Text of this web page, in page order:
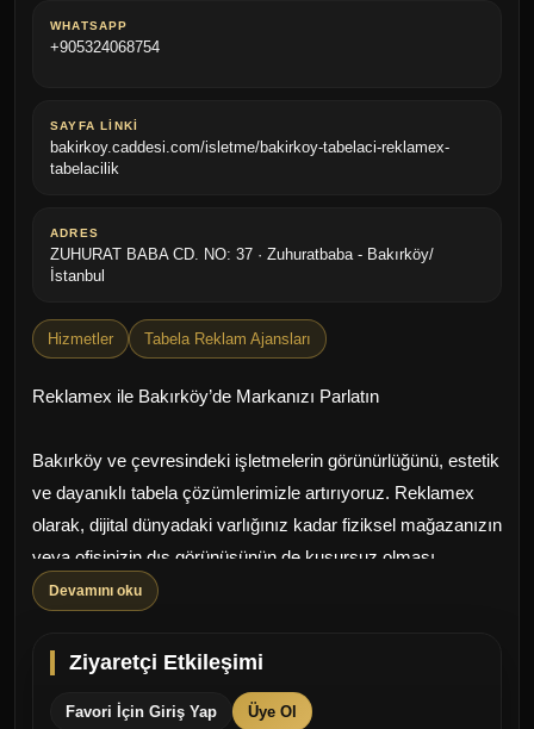
WHATSAPP
+905324068754
SAYFA LINKI
bakirkoy.caddesi.com/isletme/bakirkoy-tabelaci-reklamex-
tabelacilik
ADRES
ZUHURAT BABA CD. NO: 37 · Zuhuratbaba - Bakırköy/
İstanbul
Hizmetler Tabela Reklam Ajansları
Reklamex ile Bakırköy’de Markanızı Parlatın
Bakırköy ve çevresindeki işletmelerin görünürlüğünü, estetik
ve dayanıklı tabela çözümlerimizle artırıyoruz. Reklamex
olarak, dijital dünyadaki varlığınız kadar fiziksel mağazanızın
veya ofisinizin dış görünüşünün de kusursuz olması
gerektiğine inanıyoruz.
Hizmetlerimiz:
Modern Tabela Çözümleri: Işıklı, ışıksız, kutu harf ve
Devamını oku
Ziyaretçi Etkileşimi
Favori İçin Giriş Yap Üye Ol